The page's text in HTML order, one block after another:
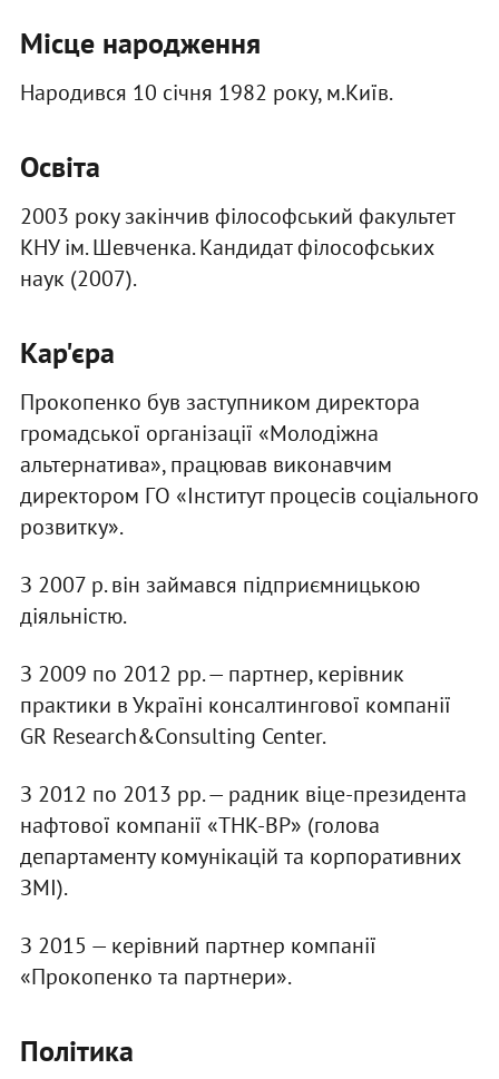
Місце народження
Народився 10 січня 1982 року, м.Київ.
Освіта
2003 року закінчив філософський факультет
КНУ ім. Шевченка. Кандидат філософських
наук (2007).
Кар'єра
Прокопенко був заступником директора
громадської організації «Молодіжна
альтернатива», працював виконавчим
директором ГО «Інститут процесів соціального
розвитку».
З 2007 р. він займався підприємницькою
діяльністю.
З 2009 по 2012 рр. — партнер, керівник
практики в Україні консалтингової компанії
GR Research&Consulting Center.
З 2012 по 2013 рр. — радник віце-президента
нафтової компанії «ТНК-ВР» (голова
департаменту комунікацій та корпоративних
ЗМІ).
З 2015 — керівний партнер компанії
«Прокопенко та партнери».
Політика